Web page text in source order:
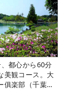
都心から60分
美観コース。大
俱楽部（千葉